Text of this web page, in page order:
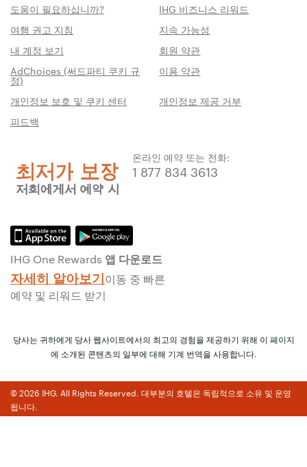
도움이 필요하십니까?
IHG 비즈니스 리워드
여행 권고 지침
지속 가능성
내 계정 보기
회원 약관
AdChoices (써드파티 쿠키 규
정)
이용 약관
개인정보 보호 및 쿠키 센터
개인정보 제공 거부
피드백
온라인 예약 또는 전화:
1 877 834 3613
IHG One Rewards 앱 다운로드
자세히 알아보기이동 중 빠른
예약 및 리워드 받기
당사는 귀하에게 당사 웹사이트에서의 최고의 경험을 제공하기 위해 이 페이지
에 소개된 콘텐츠의 일부에 대해 기계 번역을 사용합니다.
© 2026 IHG. All Rights Reserved. 대부분의 호텔은 독립적으로 소유 및 운영
됩니다.